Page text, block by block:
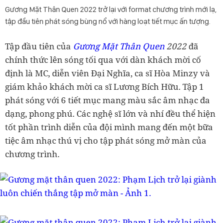
Gương Mặt Thân Quen 2022 trở lại với format chương trình mới lạ,
tập đầu tiên phát sóng bùng nổ với hàng loạt tiết mục ấn tượng.
Tập đầu tiên của Gương Mặt Thân Quen 2022đã
chính thức lên sóng tối qua với dàn khách mời cố
định là MC, diễn viên Đại Nghĩa, ca sĩ Hòa Minzy và
giám khảo khách mời ca sĩ Lương Bích Hữu. Tập 1
phát sóng với 6 tiết mục mang màu sắc âm nhạc đa
dạng, phong phú. Các nghệ sĩ lớn và nhí đều thể hiện
tốt phần trình diễn của đội mình mang đến một bữa
tiệc âm nhạc thú vị cho tập phát sóng mở màn của
chương trình.